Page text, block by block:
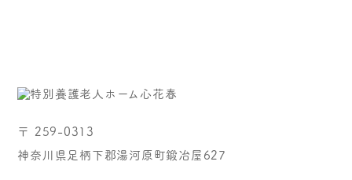
〒 259-0313
神奈川県足柄下郡湯河原町鍛冶屋627